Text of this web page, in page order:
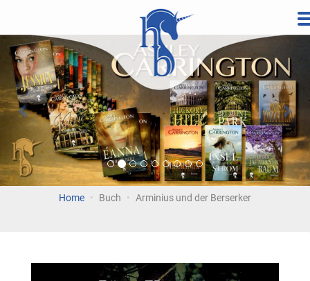
InhaltVorherige
Home Buch Arminius und der Berserker